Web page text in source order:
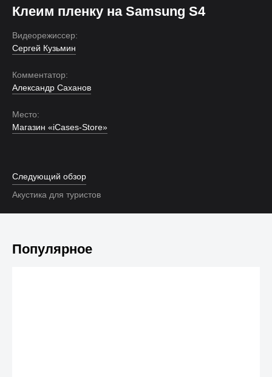
Клеим пленку на Samsung S4
Видеорежиссер:
Сергей Кузьмин
Комментатор:
Александр Саханов
Место:
Магазин «iCases-Store»
Следующий обзор
Акустика для туристов
Популярное